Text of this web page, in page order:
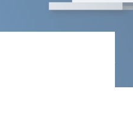
Bando Sviluppo competenze